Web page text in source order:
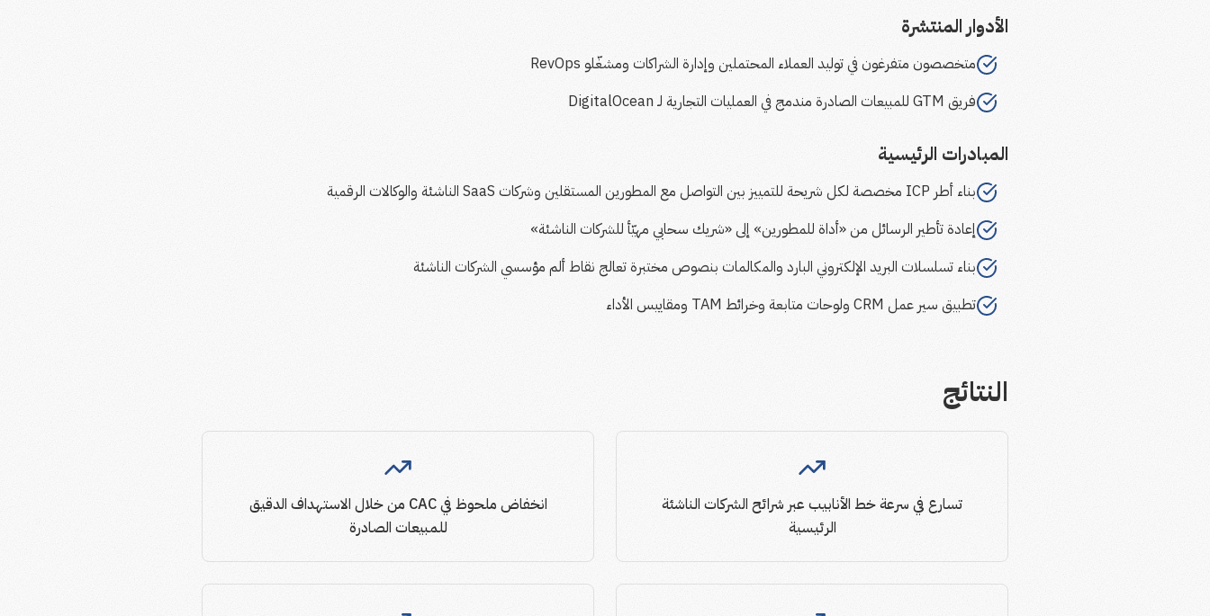
الأدوار المنتشرة
متخصصون متفرغون في توليد العملاء المحتملين وإدارة الشراكات ومشغّلو RevOps
فريق GTM للمبيعات الصادرة مندمج في العمليات التجارية لـ DigitalOcean
المبادرات الرئيسية
بناء أطر ICP مخصصة لكل شريحة للتمييز بين التواصل مع المطورين المستقلين وشركات SaaS الناشئة والوكالات الرقمية
إعادة تأطير الرسائل من «أداة للمطورين» إلى «شريك سحابي مهيّأ للشركات الناشئة»
بناء تسلسلات البريد الإلكتروني البارد والمكالمات بنصوص مختبرة تعالج نقاط ألم مؤسسي الشركات الناشئة
تطبيق سير عمل CRM ولوحات متابعة وخرائط TAM ومقاييس الأداء
النتائج
تسارع في سرعة خط الأنابيب عبر شرائح الشركات الناشئة
الرئيسية
انخفاض ملحوظ في CAC من خلال الاستهداف الدقيق
للمبيعات الصادرة